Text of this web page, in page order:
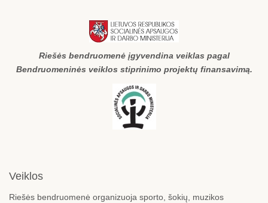
Riešės bendruomenė įgyvendina veiklas pagal
Bendruomeninės veiklos stiprinimo projektų finansavimą.
Veiklos
Riešės bendruomenė organizuoja sporto, šokių, muzikos